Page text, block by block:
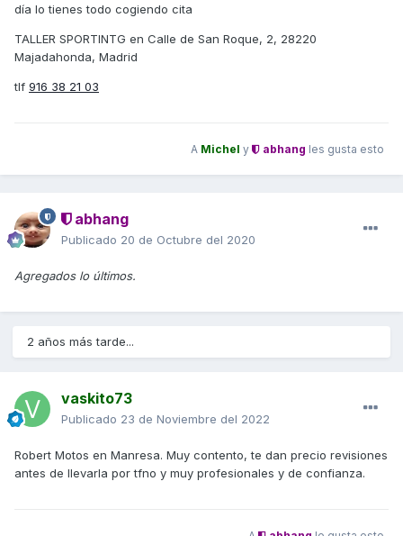
día lo tienes todo cogiendo cita
TALLER SPORTINTG en Calle de San Roque, 2, 28220
Majadahonda, Madrid
tlf 916 38 21 03
A Michel y abhang les gusta esto
abhang
Publicado 20 de Octubre del 2020
Agregados lo últimos.
2 años más tarde...
vaskito73
Publicado 23 de Noviembre del 2022
Robert Motos en Manresa. Muy contento, te dan precio revisiones
antes de llevarla por tfno y muy profesionales y de confianza.